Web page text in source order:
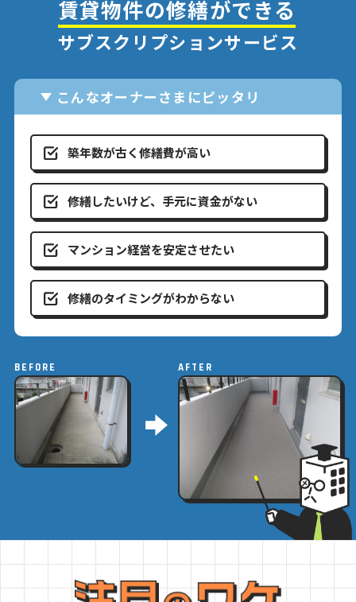
賃貸物件の修繕ができる
サブスクリプションサービス
こんなオーナーさまにピッタリ
築年数が古く修繕費が高い
修繕したいけど、手元に資金がない
マンション経営を安定させたい
修繕のタイミングがわからない
BEFORE AFTER